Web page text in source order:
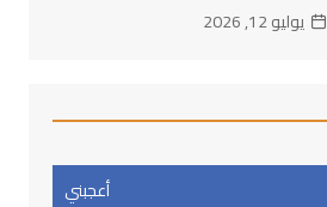
يوليو 12, 2026
أعجبني